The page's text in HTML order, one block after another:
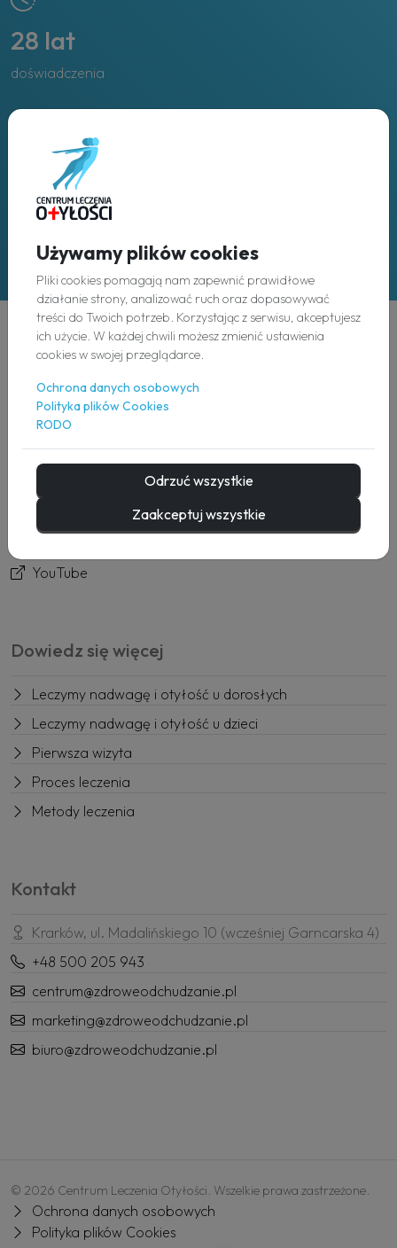
Używamy plików cookies
Pliki cookies pomagają nam zapewnić prawidłowe
działanie strony, analizować ruch oraz dopasowywać
treści do Twoich potrzeb. Korzystając z serwisu, akceptujesz
ich użycie. W każdej chwili możesz zmienić ustawienia
cookies w swojej przeglądarce.
Ochrona danych osobowych
Polityka plików Cookies
RODO
Odrzuć wszystkie
Zaakceptuj wszystkie
28 lat
doświadczenia
Placówki
w całej Polsce
Odkryj
O nas
Nasz zespół
YouTube
Dowiedz się więcej
Leczymy nadwagę i otyłość u dorosłych
Leczymy nadwagę i otyłość u dzieci
Pierwsza wizyta
Proces leczenia
Metody leczenia
Kontakt
Krarków, ul. Madalińskiego 10 (wcześniej Garncarska 4)
+48 500 205 943
centrum@zdroweodchudzanie.pl
marketing@zdroweodchudzanie.pl
biuro@zdroweodchudzanie.pl
© 2026 Centrum Leczenia Otyłości. Wszelkie prawa zastrzeżone.
Ochrona danych osobowych
Polityka plików Cookies